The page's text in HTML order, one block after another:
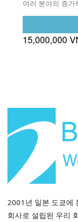
여러 분야의 증가
15,000,000
2001년 일본 도쿄에
회사로 설립된 우리